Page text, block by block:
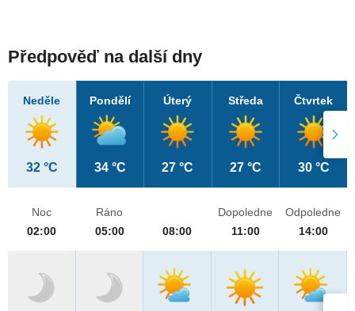
Předpověď na další dny
Neděle
32 °C
Pondělí
34 °C
Úterý
27 °C
Středa
27 °C
Čtvrtek
30 °C
Noc
02:00
Ráno
05:00
08:00
Dopoledne
11:00
Odpoledne
14:00